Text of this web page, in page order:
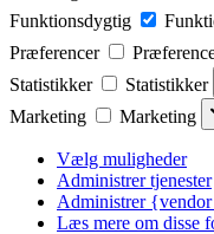
Funktionsdygtig
Præferencer
Statistikker
Statistikker
Marketing
Marketing
Vælg muligheder
Administrer tjenester
Administrer
Læs mere om disse